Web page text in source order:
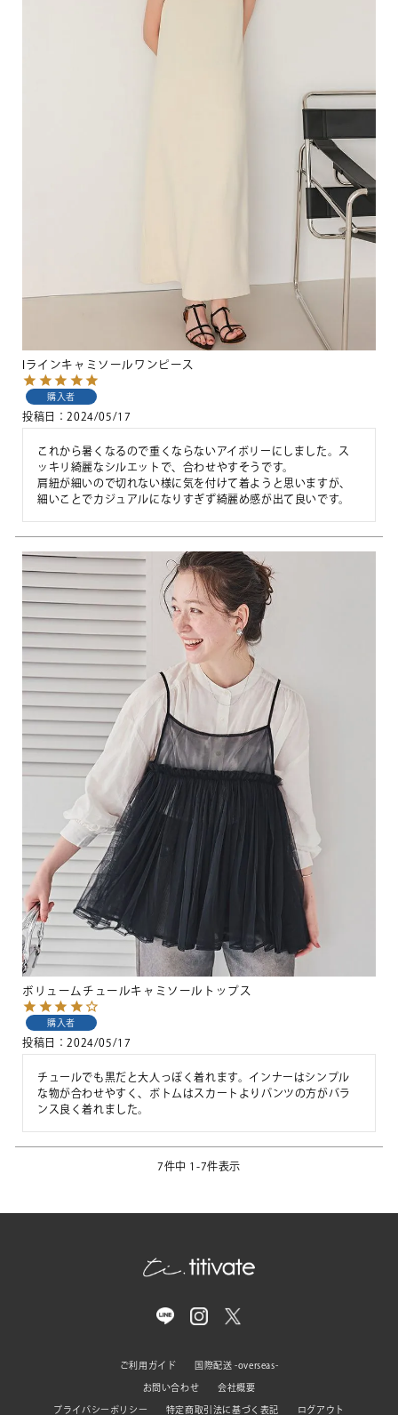
Iラインキャミソールワンピース
購入者
投稿日 2024/05/17
これから暑くなるので重くならないアイボリーにしました。ス
ッキリ綺麗なシルエットで、合わせやすそうです。
肩紐が細いので切れない様に気を付けて着ようと思いますが、
細いことでカジュアルになりすぎず綺麗め感が出て良いです。
ボリュームチュールキャミソールトップス
購入者
投稿日 2024/05/17
チュールでも黒だと大人っぽく着れます。インナーはシンプル
な物が合わせやすく、ボトムはスカートよりパンツの方がバラ
ンス良く着れました。
7件中 1 -7件表示
ご利用ガイド 国際配送 -overseas-
お問い合わせ 会社概要
プライバシーポリシー 特定商取引法に基づく表記 ログアウト